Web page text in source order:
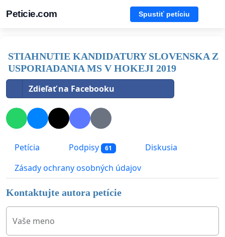
Peticie.com Spustiť petíciu
STIAHNUTIE KANDIDATURY SLOVENSKA Z
USPORIADANIA MS V HOKEJI 2019
Zdieľať na Facebooku
Petícia Podpisy 61
Diskusia
Zásady ochrany osobných údajov
Kontaktujte autora petície
Vaše meno